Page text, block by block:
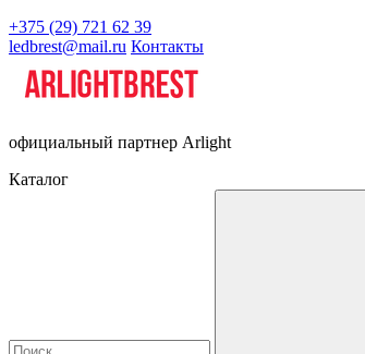
+375 (29) 721 62 39
ledbrest@mail.ru Контакты
официальный партнер Arlight
Каталог